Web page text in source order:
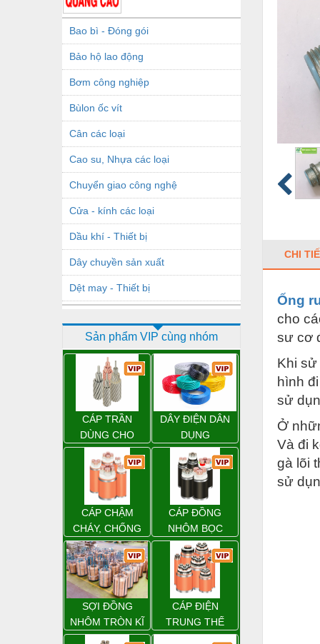
Bao bì - Đóng gói
Bảo hộ lao động
Bơm công nghiệp
Bùlon ốc vít
Cân các loại
Cao su, Nhựa các loại
Chuyển giao công nghệ
Cửa - kính các loại
Dầu khí - Thiết bị
Dây chuyền sản xuất
Dệt may - Thiết bị
Dịch vụ - Thi công
Điện công nghiệp
Điện gia dụng
Điện Lạnh
Đóng tàu Thiết bị
Đúc chính xác Thiết bị
Dụng cụ cầm tay
Dụng cụ cắt gọt
Dụng cụ điện
Dụng cụ đo
Gỗ - Trang thiết bị
Hàn cắt - Thiết bị
Sản phẩm VIP cùng nhóm
CÁP TRẦN
DÙNG CHO
ĐƯỜNG DÂY
TẢI ĐIỆN TRÊN
KHÔNG
DÂY ĐIỆN DÂN
DỤNG
CÁP CHẬM
CHÁY, CHỐNG
CHÁY
CÁP ĐỒNG
NHÔM BỌC
SỢI ĐỒNG
NHÔM TRÒN KĨ
THUẬT ĐIỆN
CÁP ĐIỆN
TRUNG THẾ
CHI
Ống
cho
sư cơ
Khi sử
hình
sử
Ở
Và đi
gà lõi
sử